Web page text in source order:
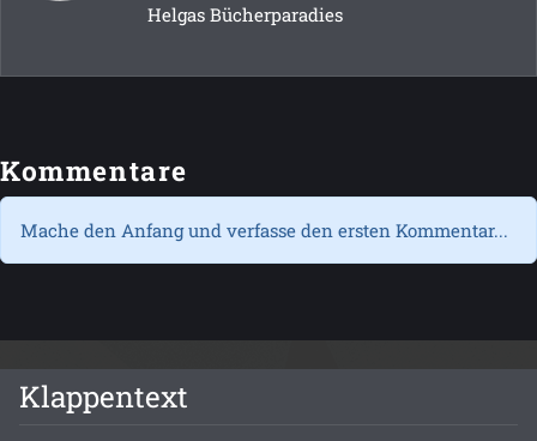
Helgas Bücherparadies
Kommentare
Mache den Anfang und verfasse den ersten Kommentar...
Klappentext